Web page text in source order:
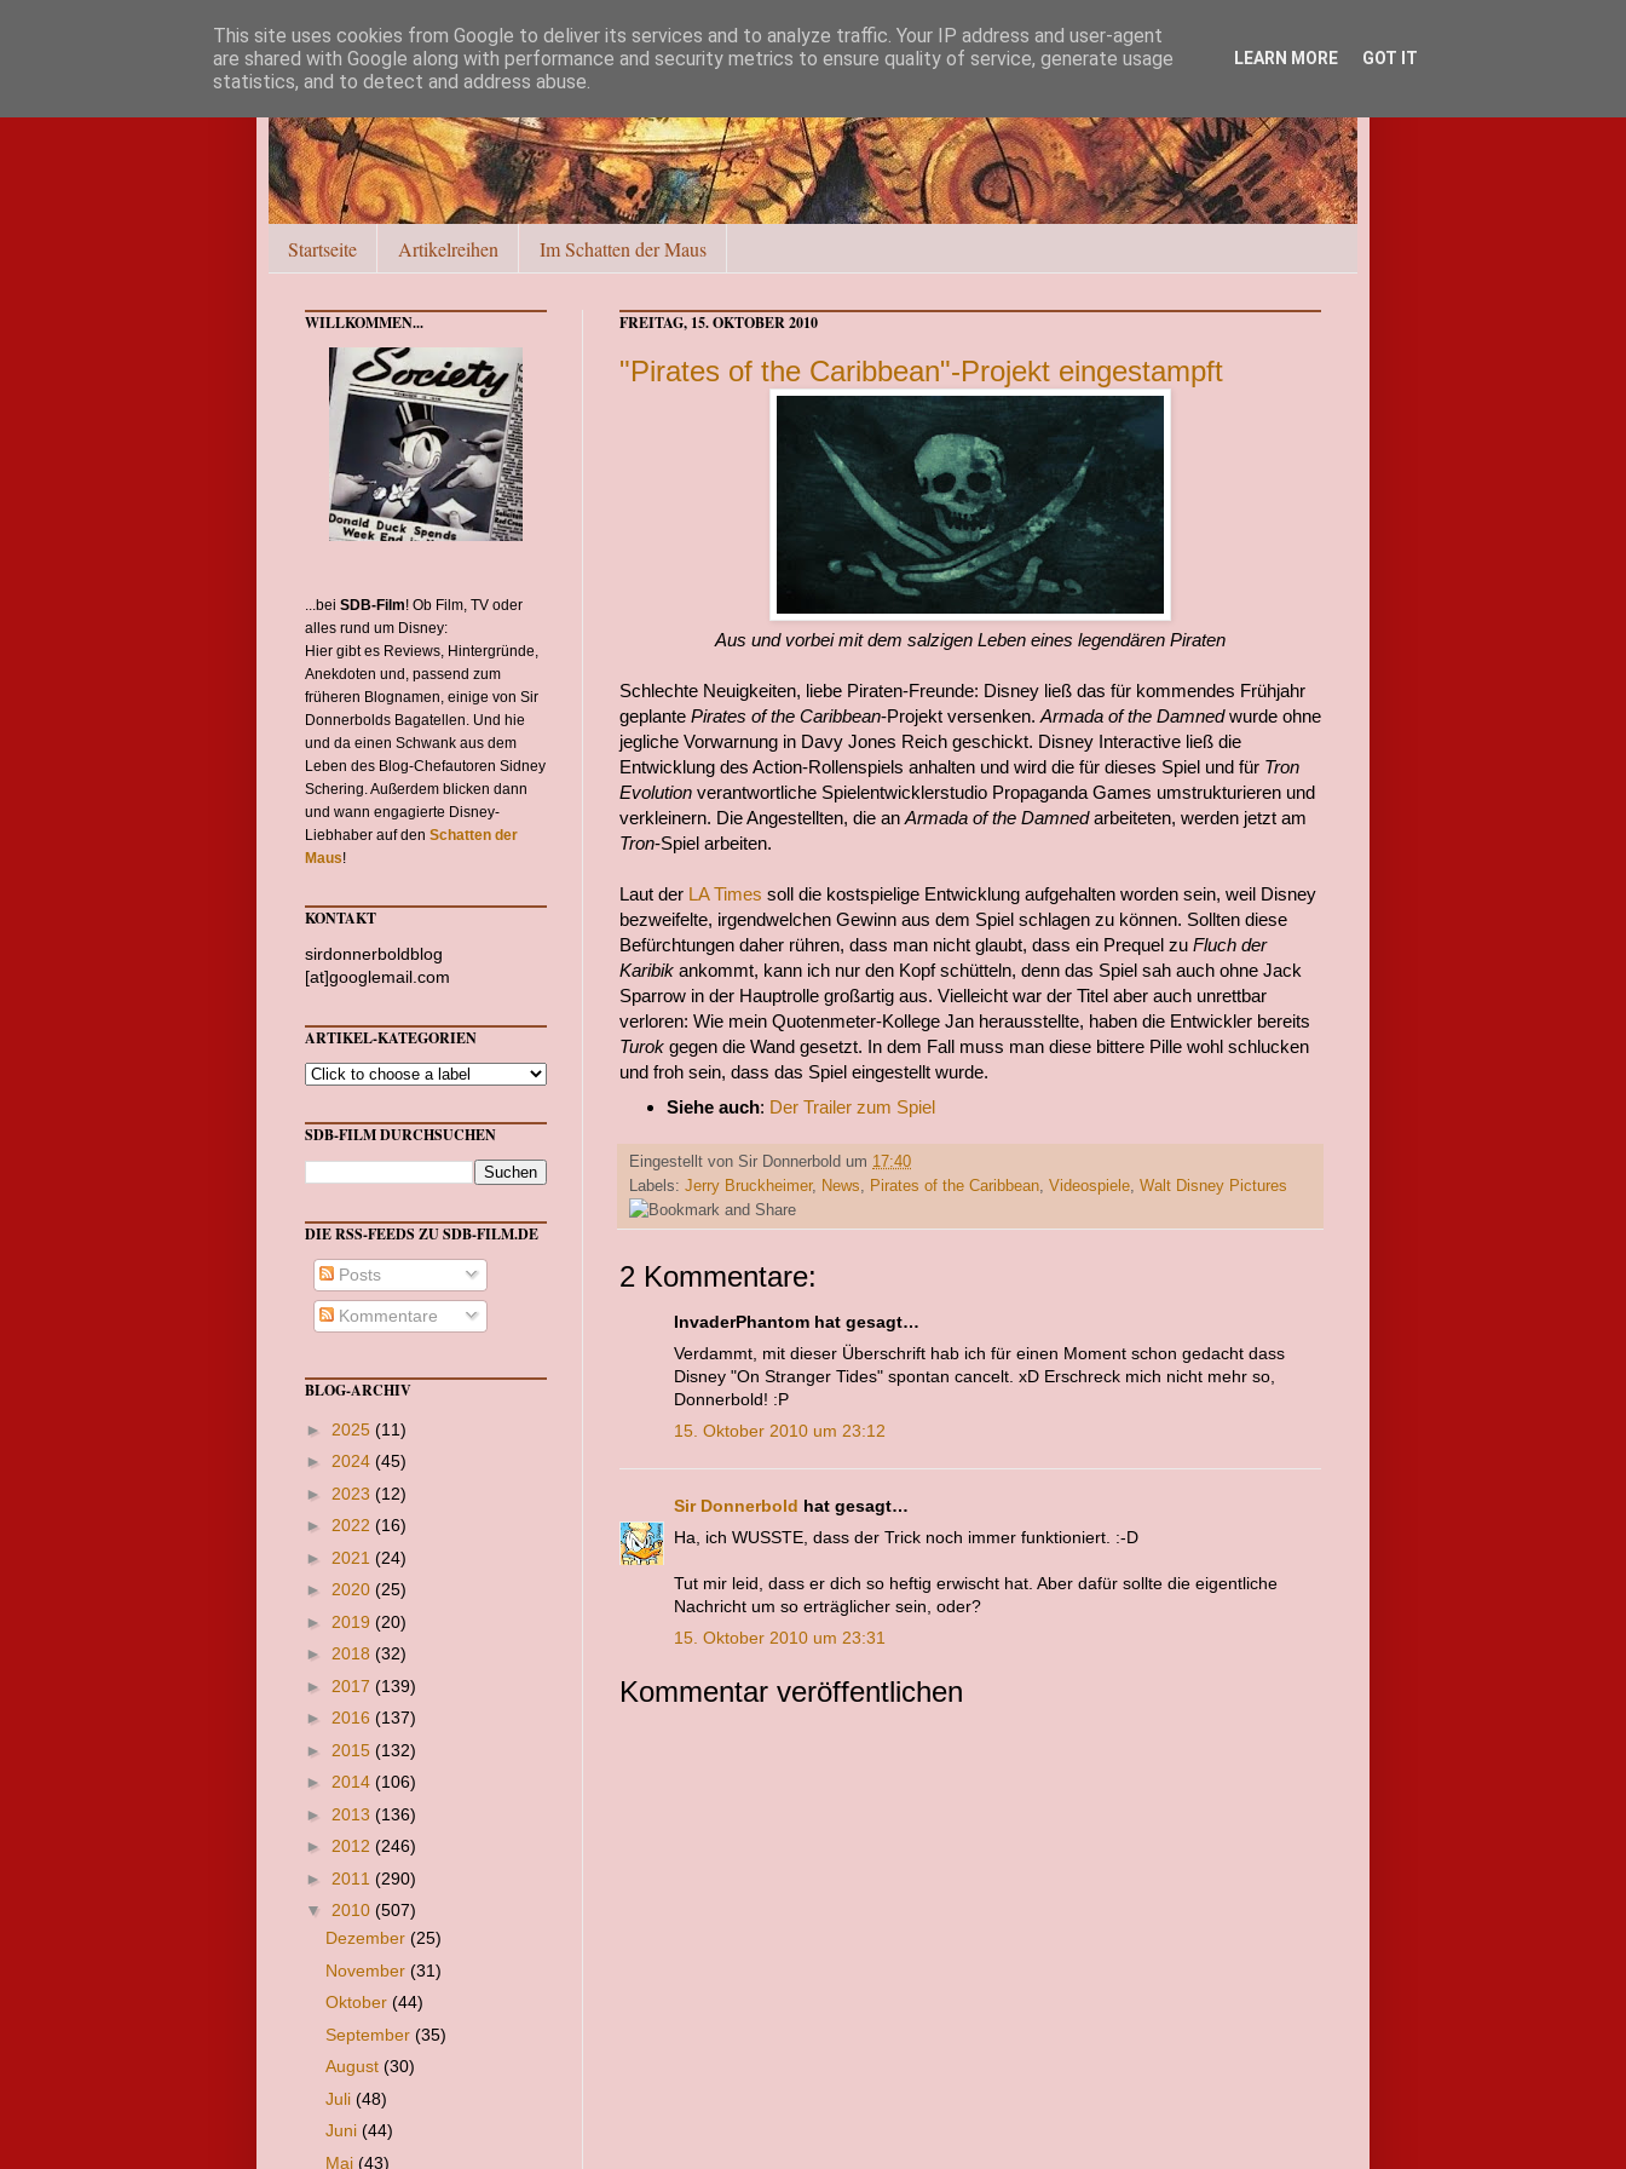
Startseite Artikelreihen Im Schatten der Maus
FREITAG, 15. OKTOBER 2010
"Pirates of the Caribbean"-Projekt eingestampft
Aus und vorbei mit dem salzigen Leben eines legendären Piraten
Schlechte Neuigkeiten, liebe Piraten-Freunde: Disney ließ das für kommendes Frühjahr
geplante Pirates of the Caribbean-Projekt versenken. Armada of the Damnedwurde ohne
jegliche Vorwarnung in Davy Jones Reich geschickt. Disney Interactive ließ die
Entwicklung des Action-Rollenspiels anhalten und wird die für dieses Spiel und für Tron
Evolution verantwortliche Spielentwicklerstudio Propaganda Games umstrukturieren und
verkleinern. Die Angestellten, die an Armada of the Damnedarbeiteten, werden jetzt am
Tron-Spiel arbeiten.
Laut der LA Times soll die kostspielige Entwicklung aufgehalten worden sein, weil Disney
bezweifelte, irgendwelchen Gewinn aus dem Spiel schlagen zu können. Sollten diese
Befürchtungen daher rühren, dass man nicht glaubt, dass ein Prequel zu Fluch der
Karibik ankommt, kann ich nur den Kopf schütteln, denn das Spiel sah auch ohne Jack
Sparrow in der Hauptrolle großartig aus. Vielleicht war der Titel aber auch unrettbar
verloren: Wie mein Quotenmeter-Kollege Jan herausstellte, haben die Entwickler bereits
Turok gegen die Wand gesetzt. In dem Fall muss man diese bittere Pille wohl schlucken
und froh sein, dass das Spiel eingestellt wurde.
Siehe auch: Der Trailer zum Spiel
Eingestellt von Sir Donnerbold um 17:40
Labels: Jerry Bruckheimer, News, Pirates of the Caribbean, Videospiele, Walt Disney Pictures
2 Kommentare:
InvaderPhantom hat gesagt…
Verdammt, mit dieser Überschrift hab ich für einen Moment schon gedacht dass
Disney "On Stranger Tides" spontan cancelt. xD Erschreck mich nicht mehr so,
Donnerbold! :P
15. Oktober 2010 um 23:12
Sir Donnerbold hat gesagt…
Ha, ich WUSSTE, dass der Trick noch immer funktioniert. :-D
Tut mir leid, dass er dich so heftig erwischt hat. Aber dafür sollte die eigentliche
Nachricht um so erträglicher sein, oder?
15. Oktober 2010 um 23:31
Kommentar veröffentlichen
WILLKOMMEN...
...bei SDB-Film! Ob Film, TV oder
alles rund um Disney:
Hier gibt es Reviews, Hintergründe,
Anekdoten und, passend zum
früheren Blognamen, einige von Sir
Donnerbolds Bagatellen. Und hie
und da einen Schwank aus dem
Leben des Blog-Chefautoren Sidney
Schering. Außerdem blicken dann
und wann engagierte Disney-
Liebhaber auf den Schatten der
Maus!
KONTAKT
sirdonnerboldblog
[at]googlemail.com
ARTIKEL-KATEGORIEN
SDB-FILM DURCHSUCHEN
DIE RSS-FEEDS ZU SDB-FILM.DE
Posts
Kommentare
BLOG-ARCHIV
► 2025 (11)
► 2024 (45)
► 2023 (12)
► 2022 (16)
► 2021 (24)
► 2020 (25)
► 2019 (20)
► 2018 (32)
► 2017 (139)
► 2016 (137)
► 2015 (132)
► 2014 (106)
► 2013 (136)
► 2012 (246)
► 2011 (290)
▼ 2010 (507)
Dezember (25)
November (31)
Oktober (44)
September (35)
August (30)
Juli (48)
Juni (44)
Mai (43)
This site uses cookies from Google to deliver its services and to analyze traffic. Your IP address and user-agent
are shared with Google along with performance and security metrics to ensure quality of service, generate usage
statistics, and to detect and address abuse.
LEARN MORE GOT IT